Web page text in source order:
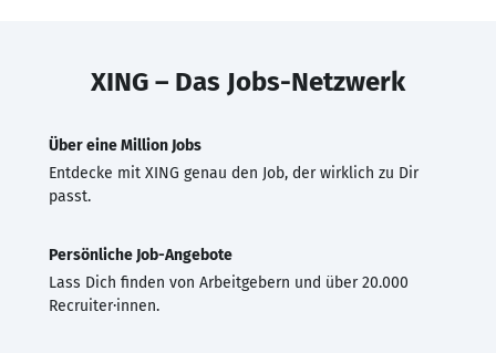
XING – Das Jobs-Netzwerk
Über eine Million Jobs
Entdecke mit XING genau den Job, der wirklich zu Dir
passt.
Persönliche Job-Angebote
Lass Dich finden von Arbeitgebern und über 20.000
Recruiter·innen.